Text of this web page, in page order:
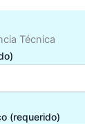
Técnica
(requerido)